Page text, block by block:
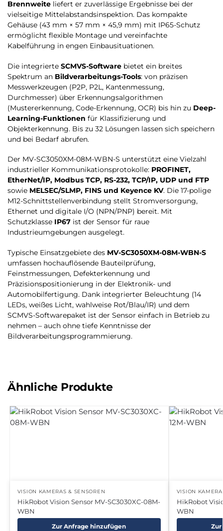
Brennweite liefert er zuverlässige Ergebnisse bei der
vielseitige Mittelabstandsinspektion. Das kompakte
Gehäuse (43 mm × 57 mm × 45,9 mm) mit IP65-Schutz
ermöglicht flexible Montage und vereinfachte
Kabelführung in engen Einbausituationen.
Die integrierte SCMVS-Software bietet ein breites
Spektrum an Bildverarbeitungs-Tools: von präzisen
Messwerkzeugen (P2P, P2L, Kantenmessung,
Durchmesser) über Erkennungsalgorithmen
(Mustererkennung, Code-Erkennung, OCR) bis hin zu Deep-
Learning-Funktionen für Klassifizierung und
Objekterkennung. Bis zu 32 Lösungen lassen sich speichern
und bei Bedarf abrufen.
Der MV-SC3050XM-08M-WBN-S unterstützt eine Vielzahl
industrieller Kommunikationsprotokolle: PROFINET,
EtherNet/IP, Modbus TCP, RS-232, TCP/IP, UDP und FTP
sowie MELSEC/SLMP, FINS und Keyence KV. Die 17-polige
M12-Schnittstellenverbindung stellt Stromversorgung,
Ethernet und digitale I/O (NPN/PNP) bereit. Mit
Schutzklasse IP67 ist der Sensor für raue
Industrieumgebungen ausgelegt.
Typische Einsatzgebiete des MV-SC3050XM-08M-WBN-S
umfassen hochauflösende Bauteilprüfung,
Feinstmessungen, Defekterkennung und
Präzisionspositionierung in der Elektronik- und
Automobilfertigung. Dank integrierter Beleuchtung (14
LEDs, weißes Licht, wahlweise Rot/Blau/IR) und dem
SCMVS-Softwarepaket ist der Sensor einfach in Betrieb zu
nehmen – auch ohne tiefe Kenntnisse der
Bildverarbeitungsprogrammierung.
Ähnliche Produkte
VISION KAMERAS & SENSOREN
HikRobot Vision Sensor MV-SC3030XC-08M-
WBN
Zur Anfrage hinzufügen
VISION
HikRobot
WBN